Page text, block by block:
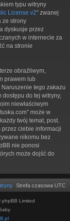
typu witryny
License v2” zwanej
ze strony
dyskusje przez
w internecie za
na stronie
obraźliwym,
prawem lub
tego zakazu
do tej witryny,
niewłaściwym
może w
twój temat, post.
ciebie informacji
nikomu bez
nie ponosi
może dojść do
Strefa czasowa UTC
Limited